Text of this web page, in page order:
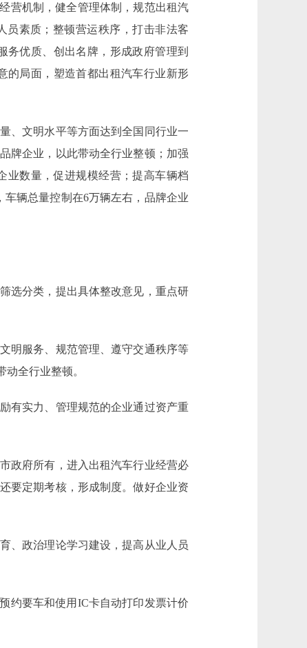
营机制，健全管理体制，规范出租汽
员素质；整顿营运秩序，打击非法客
优质、创出名牌，形成政府管理到
的局面，塑造首都出租汽车行业新形
文明水平等方面达到全国同行业一
牌企业，以此带动全行业整顿；加强
业数量，促进规模经营；提高车辆档
辆总量控制在6万辆左右，品牌企业
选分类，提出具体整改意见，重点研
明服务、规范管理、遵守交通秩序等
全行业整顿。
有实力、管理规范的企业通过资产重
政府所有，进入出租汽车行业经营必
要定期考核，形成制度。做好企业资
政治理论学习建设，提高从业人员
约要车和使用IC卡自动打印发票计价